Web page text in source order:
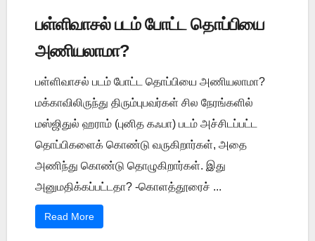
பள்ளிவாசல் படம் போட்ட தொப்பியை
அணியலாமா?
பள்ளிவாசல் படம் போட்ட தொப்பியை அணியலாமா?
மக்காவிலிருந்து திரும்புபவர்கள் சில நேரங்களில்
மஸ்ஜிதுல் ஹராம் (புனித கஃபா) படம் அச்சிடப்பட்ட
தொப்பிகளைக் கொண்டு வருகிறார்கள், அதை
அணிந்து கொண்டு தொழுகிறார்கள். இது
அனுமதிக்கப்பட்டதா? -கொளத்தூரைச் ...
Read More